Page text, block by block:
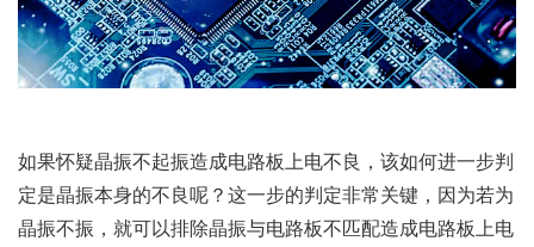
如果怀疑晶振不起振造成电路板上电不良，该如何进一步判
定是晶振本身的不良呢？这一步的判定非常关键，因为若为
晶振不振，就可以排除晶振与电路板不匹配造成电路板上电